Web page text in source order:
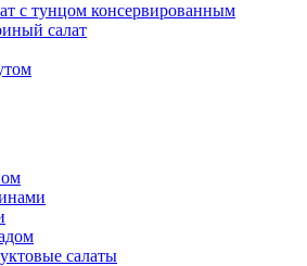
с тунцом консервированным
салат
салаты